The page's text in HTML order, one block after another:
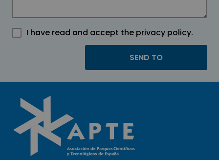
I have read and accept the privacy policy.